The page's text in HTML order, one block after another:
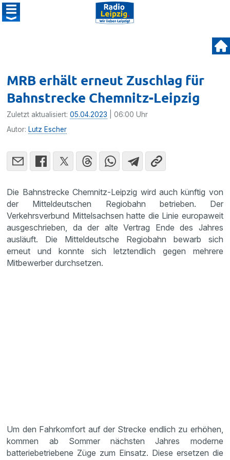
MRB erhält erneut Zuschlag für
Bahnstrecke Chemnitz-Leipzig
Zuletzt aktualisiert:05.04.2023 | 06:00 Uhr
Autor: Lutz Escher
Die Bahnstrecke Chemnitz-Leipzig wird auch künftig von
der Mitteldeutschen Regiobahn betrieben. Der
Verkehrsverbund Mittelsachsen hatte die Linie europaweit
ausgeschrieben, da der alte Vertrag Ende des Jahres
ausläuft. Die Mitteldeutsche Regiobahn bewarb sich
erneut und konnte sich letztendlich gegen mehrere
Mitbewerber durchsetzen.
Um den Fahrkomfort auf der Strecke endlich zu erhöhen,
kommen ab Sommer nächsten Jahres moderne
batteriebetriebene Züge zum Einsatz. Diese ersetzen die